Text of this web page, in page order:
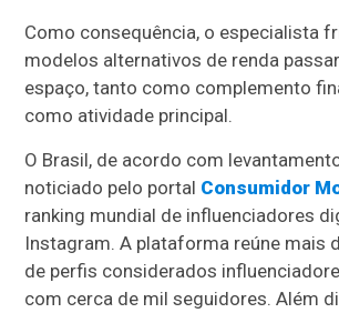
Como consequência, o especialista
modelos alternativos de renda
espaço, tanto como complemento
como atividade principal.
O Brasil, de acordo com
noticiado pelo portal Consumidor
ranking mundial de influenciadores
Instagram. A plataforma reúne mais
de perfis considerados
com cerca de mil seguidores. Além